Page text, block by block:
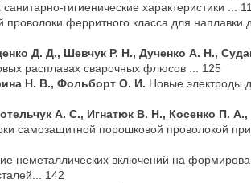
гигиенические характеристики ...
проволоки ферритного класса для наплавки
Д. Д., Шевчук Р. Н., Дученко А. Н.,
расплавах сварочных флюсов ... 125
Н. В., Фольборт О. И. Новые электроды
А. С., Игнатюк В. Н., Косенко П.
самозащитной порошковой проволокой
неметаллических включений на
142